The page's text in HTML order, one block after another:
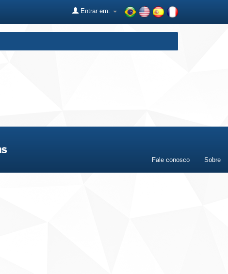
Entrar em:
Fale conosco Sobre